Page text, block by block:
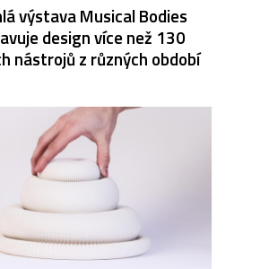
výstava Musical Bodies
design více než 130
nástrojů z různých období